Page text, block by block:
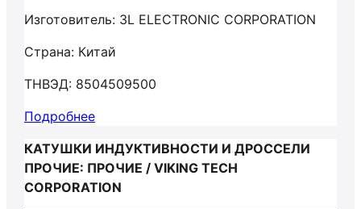
Изготовитель: 3L ELECTRONIC CORPORATION
Страна: Китай
ТНВЭД: 8504509500
Подробнее
КАТУШКИ ИНДУКТИВНОСТИ И ДРОССЕЛИ
ПРОЧИЕ: ПРОЧИЕ / VIKING TECH
CORPORATION